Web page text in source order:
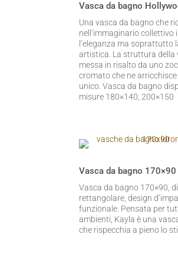
Vasca da bagno
Una vasca da bagno che
nell’immaginario collettivo
l’eleganza ma soprattutto
artistica. La struttura della
messa in risalto da uno
cromato che ne arricchisce
unico. Vasca da bagno
misure 180×140, 200×150
Vasca da bagno 170×90
Vasca da bagno 170×90,
rettangolare, design
funzionale. Pensata per
ambienti, Kayla è una
che rispecchia a pieno lo